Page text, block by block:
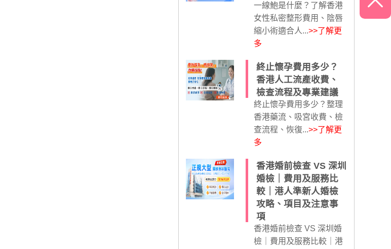
一線鮑是什麼？了解香港
女性私密整形費用、陰唇
縮小術適合人...>>了解更
多
終止懷孕費用多少？
香港人工流產收費、
檢查流程及專業建議
終止懷孕費用多少？整理
香港藥流、吸宮收費、檢
查流程、恢復...>>了解更
多
香港婚前檢查 VS 深圳
婚檢｜費用及服務比
較｜港人準新人婚檢
攻略、項目及注意事
項
香港婚前檢查 VS 深圳婚
檢｜費用及服務比較｜港